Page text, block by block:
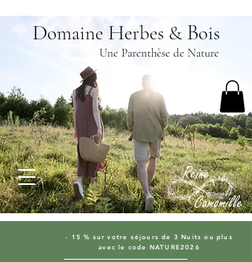
Une Parenthèse de Nature
Domaine Herbes & Bois
- 15 % sur votre séjours de 3 Nuits ou plus
avec le code NATURE2026